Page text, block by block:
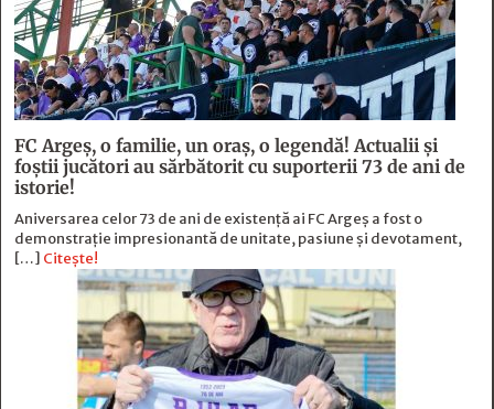
FC Argeş, o familie, un oraș, o legendă! Actualii şi
foştii jucători au sărbătorit cu suporterii 73 de ani de
istorie!
Aniversarea celor 73 de ani de existență ai FC Argeș a fost o
demonstrație impresionantă de unitate, pasiune și devotament,
[…] Citește!